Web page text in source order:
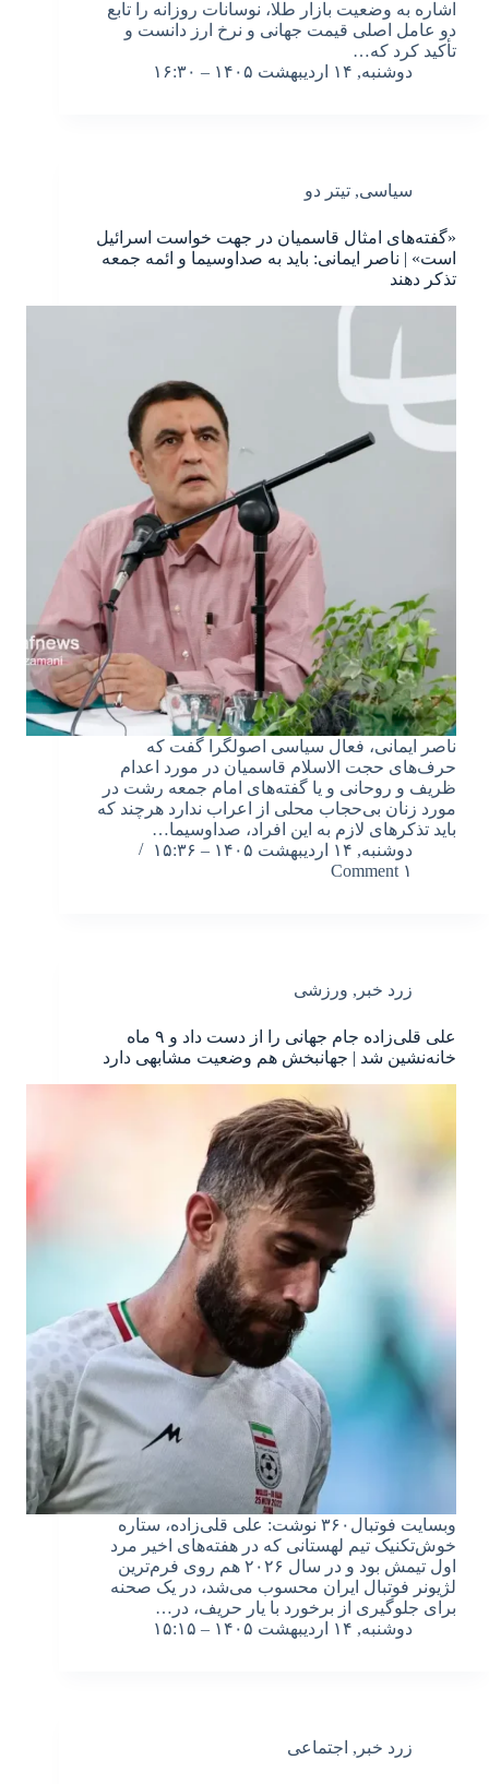
اشاره به وضعیت بازار طلا، نوسانات روزانه را تابع
دو عامل اصلی قیمت جهانی و نرخ ارز دانست و
تأکید کرد که…
دوشنبه, ۱۴ اردیبهشت ۱۴۰۵ – ۱۶:۳۰
سیاسی, تیتر دو
«گفته‌های امثال قاسمیان در جهت خواست اسرائیل
است» | ناصر ایمانی: باید به صداوسیما و ائمه جمعه
تذکر دهند
ناصر ایمانی، فعال سیاسی اصولگرا گفت که
حرف‌های حجت الاسلام قاسمیان در مورد اعدام
ظریف و روحانی و یا گفته‌های امام جمعه رشت در
مورد زنان بی‌حجاب محلی از اعراب ندارد هرچند که
باید تذکرهای لازم به این افراد، صداوسیما…
دوشنبه, ۱۴ اردیبهشت ۱۴۰۵ – ۱۵:۳۶
۱ Comment
زرد خبر , ورزشی
علی قلی‌زاده جام جهانی را از دست داد و ۹ ماه
خانه‌نشین شد | جهانبخش هم وضعیت مشابهی دارد
وبسایت فوتبال۳۶۰ نوشت: علی قلی‌زاده، ستاره
خوش‌تکنیک تیم لهستانی که در هفته‌های اخیر مرد
اول تیمش بود و در سال ۲۰۲۶ هم روی فرم‌ترین
لژیونر فوتبال ایران محسوب می‌شد، در یک صحنه
برای جلوگیری از برخورد با یار حریف، در…
دوشنبه, ۱۴ اردیبهشت ۱۴۰۵ – ۱۵:۱۵
زرد خبر , اجتماعی